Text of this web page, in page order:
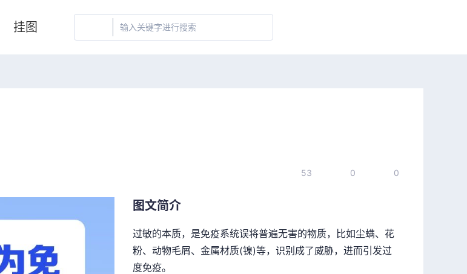
挂图
53 0 0
图文简介
过敏的本质，是免疫系统误将普遍无害的物质，比如尘螨、花
粉、动物毛屑、金属材质(镍)等，识别成了威胁，进而引发过
度免疫。